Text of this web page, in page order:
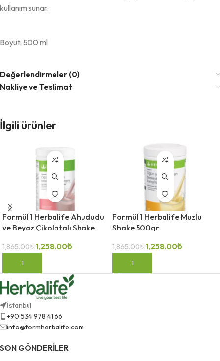
kullanım sunar.
Boyut: 500 ml
Değerlendirmeler (0)
Nakliye ve Teslimat
İlgili ürünler
Formül 1 Herbalife Ahududu
ve Beyaz Çikolatalı Shake
1,865.00₺ 1,258.00₺
SEPETE EKLE
Formül 1 Herbalife Muzlu
Shake 500gr
1,865.00₺ 1,258.00₺
SEPETE EKLE
İstanbul
+90 534 978 41 66
info@formherbalife.com
SON GÖNDERILER